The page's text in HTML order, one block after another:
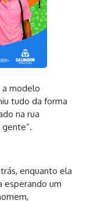
a modelo
tudo da forma
na rua
enquanto ela
esperando um